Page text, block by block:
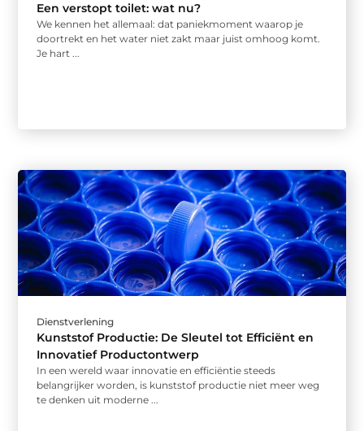
Een verstopt toilet: wat nu?
We kennen het allemaal: dat paniekmoment waarop je
doortrekt en het water niet zakt maar juist omhoog komt.
Je hart ...
Dienstverlening
Kunststof Productie: De Sleutel tot Efficiënt en
Innovatief Productontwerp
In een wereld waar innovatie en efficiëntie steeds
belangrijker worden, is kunststof productie niet meer weg
te denken uit moderne ...